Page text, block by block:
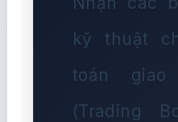
kỹ thuật
toán
(Trading